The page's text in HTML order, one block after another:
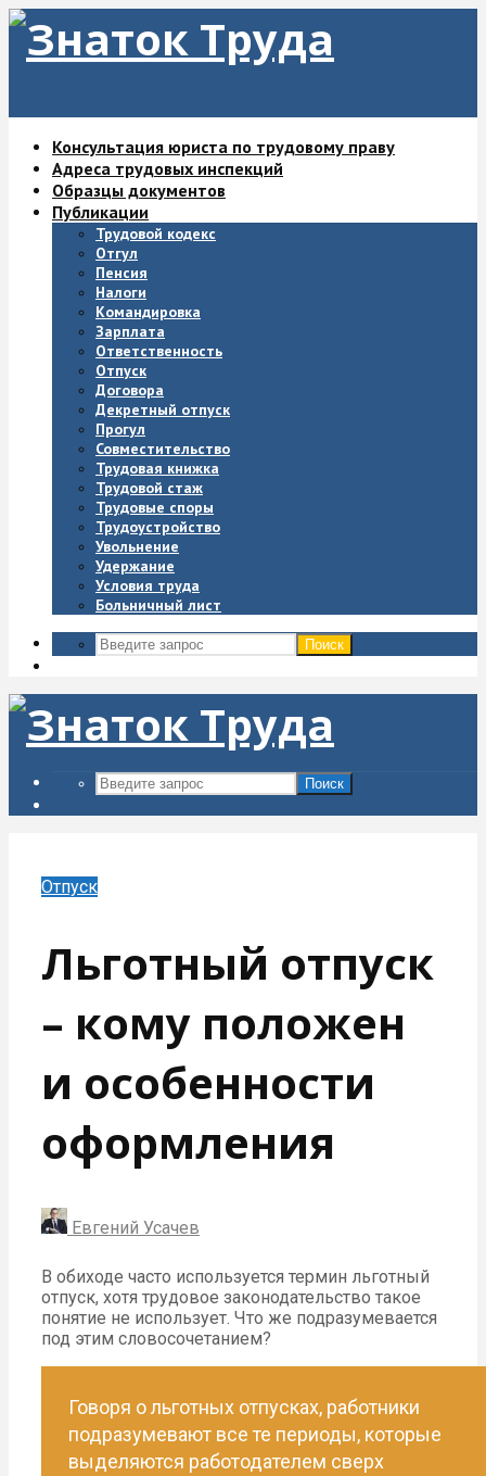
Консультация юриста по трудовому праву
Адреса трудовых инспекций
Образцы документов
Публикации
Трудовой кодекс
Отгул
Пенсия
Налоги
Командировка
Зарплата
Ответственность
Отпуск
Договора
Декретный отпуск
Прогул
Совместительство
Трудовая книжка
Трудовой стаж
Трудовые споры
Трудоустройство
Увольнение
Удержание
Условия труда
Больничный лист
Поиск
Поиск
Отпуск
Льготный отпуск
– кому положен
и особенности
оформления
Евгений Усачев
В обиходе часто используется термин льготный
отпуск, хотя трудовое законодательство такое
понятие не использует. Что же подразумевается
под этим словосочетанием?
Говоря о льготных отпусках, работники
подразумевают все те периоды, которые
выделяются работодателем сверх